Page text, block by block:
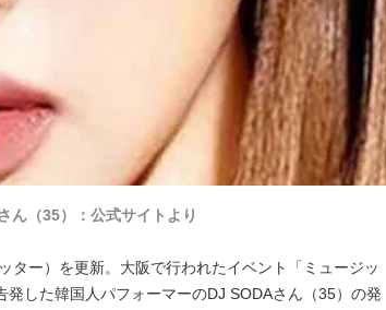
ん（35）：公式サイトより
ター）を更新。大阪で行われたイベント「ミュージッ
した韓国人パフォーマーのDJ SODAさん（35）の発